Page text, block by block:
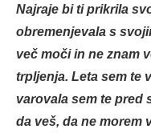
Najraje bi ti prikrila
obremenjevala s
več moči in ne znam
trpljenja. Leta sem te
varovala sem te pred
da veš, da ne morem